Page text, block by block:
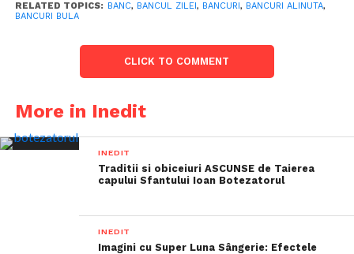
RELATED TOPICS: BANC, BANCUL ZILEI, BANCURI, BANCURI ALINUTA,
BANCURI BULA
CLICK TO COMMENT
More in Inedit
INEDIT
Traditii si obiceiuri ASCUNSE de Taierea
capului Sfantului Ioan Botezatorul
INEDIT
Imagini cu Super Luna Sângerie: Efectele